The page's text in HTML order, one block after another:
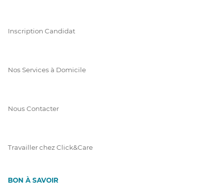
Inscription Candidat
Nos Services à Domicile
Nous Contacter
Travailler chez Click&Care
BON À SAVOIR